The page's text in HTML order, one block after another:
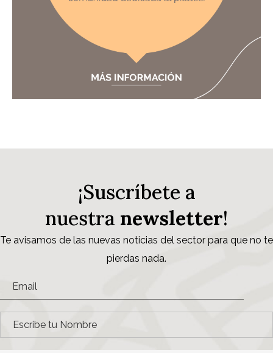
¡Suscríbete a
nuestra newsletter!
Te avisamos de las nuevas noticias del sector para que no te
pierdas nada.